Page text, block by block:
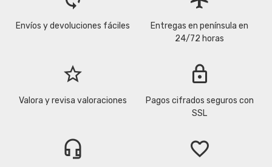
Envíos y devoluciones fáciles
Entregas en península en
24/72 horas
star_border
Valora y revisa valoraciones
lock
Pagos cifrados seguros con
SSL
headset_mic favorite_border